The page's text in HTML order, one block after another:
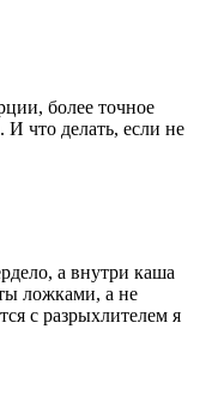
более точное
И что делать, если не
а внутри каша
ложками, а не
с разрыхлителем я